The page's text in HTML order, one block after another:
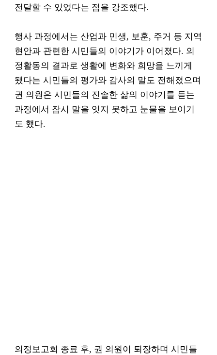
전달할 수 있었다는 점을 강조했다.
행사 과정에서는 산업과 민생, 보훈, 주거 등 지역
현안과 관련한 시민들의 이야기가 이어졌다. 의
정활동의 결과로 생활에 변화와 희망을 느끼게
됐다는 시민들의 평가와 감사의 말도 전해졌으며
권 의원은 시민들의 진솔한 삶의 이야기를 듣는
과정에서 잠시 말을 잇지 못하고 눈물을 보이기
도 했다.
의정보고회 종료 후, 권 의원이 퇴장하며 시민들